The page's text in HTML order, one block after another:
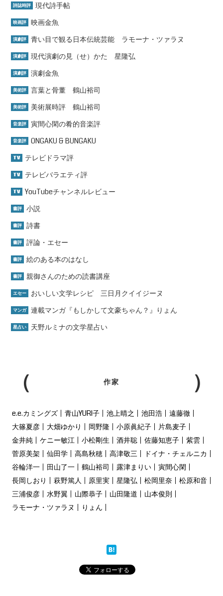
詩誌時評 現代詩手帖
映画評 映画金魚
演劇評 青い目で観る日本伝統芸能 ラモーナ・ツァラヌ
演劇評 現代演劇の見（せ）かた 星隆弘
演劇評 演劇金魚
美術評 言葉と骨董 鶴山裕司
美術評 美術展時評 鶴山裕司
音楽評 寅間心閑の肴的音楽評
音楽評 ONGAKU & BUNGAKU
TV テレビドラマ評
TV テレビバラエティ評
TV YouTubeチャンネルレビュー
書評 小説
書評 詩書
書評 評論・エセー
書評 絵のある本のはなし
書評 親御さんのための読書講座
エセー おいしい文学レシピ 三日月クイイジーヌ
マンガ 連載マンガ『もしかして文豪ちゃん？』りょん
星占い 天野ルミナの文学星占い
作家
e.e.カミングズ 青山YURI子 池上晴之 池田浩
遠藤徹
大篠夏彦
大畑ゆかり 岡野隆 小原眞紀子
片島麦子
金井純
ケニー敏江 小松剛生 酒井聡 佐藤知恵子
紫雲
菅原美架
仙田学 高島秋穂 高津敬三
ドイナ・チェルニカ
谷輪洋一
田山了一 鶴山裕司 露津まりい
寅間心閑
長岡しおり
萩野篤人 原里実 星隆弘 松岡里奈
松原和音
三浦俊彦
水野翼 山際恭子 山田隆道
山本俊則
ラモーナ・ツァラヌ
りょん